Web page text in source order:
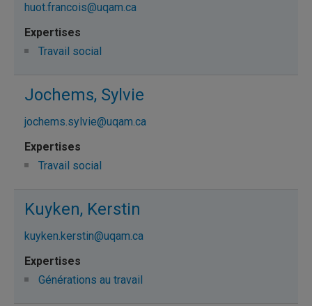
huot.francois@uqam.ca
Travail social
Jochems, Sylvie
jochems.sylvie@uqam.ca
Travail social
Kuyken, Kerstin
kuyken.kerstin@uqam.ca
Générations au travail